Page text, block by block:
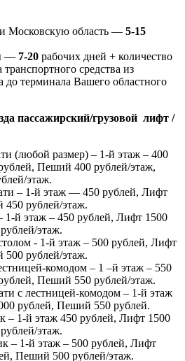
Московскую область — 5-15
— 7-20 рабочих дней + количество
средства из
до терминала Вашего областного
пассажирский/грузовой лифт /
(любой размер) – 1-й этаж – 400
Пеший 400 рублей/этаж,
этаж.
– 1-й этаж — 450 рублей, Лифт
рублей/этаж.
й этаж – 450 рублей, Лифт 1500
этаж.
- 1-й этаж – 500 рублей, Лифт
рублей/этаж.
комодом – 1 –й этаж – 550
Пеший 550 рублей/этаж.
с лестницей-комодом – 1-й этаж
рублей, Пеший 550 рублей.
– 1-й этаж 450 рублей, Лифт 1500
этаж.
– 1-й этаж – 500 рублей, Лифт
Пеший 500 рублей/этаж.